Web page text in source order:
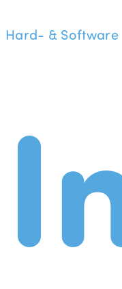
Hard- & Software